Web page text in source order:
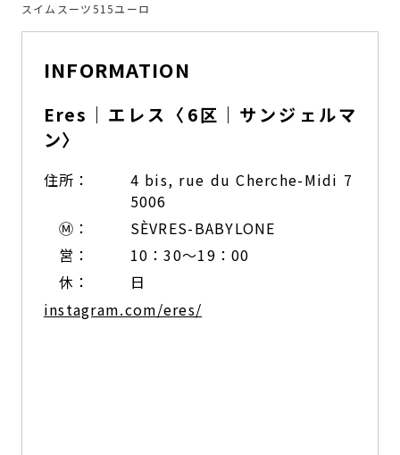
スイムスーツ515ユーロ
INFORMATION
Eres｜エレス〈6区｜サンジェルマ
ン〉
住所：
4 bis, rue du Cherche-Midi 7
5006
Ⓜ：
SÈVRES-BABYLONE
営：
10：30～19：00
休：
日
instagram.com/eres/